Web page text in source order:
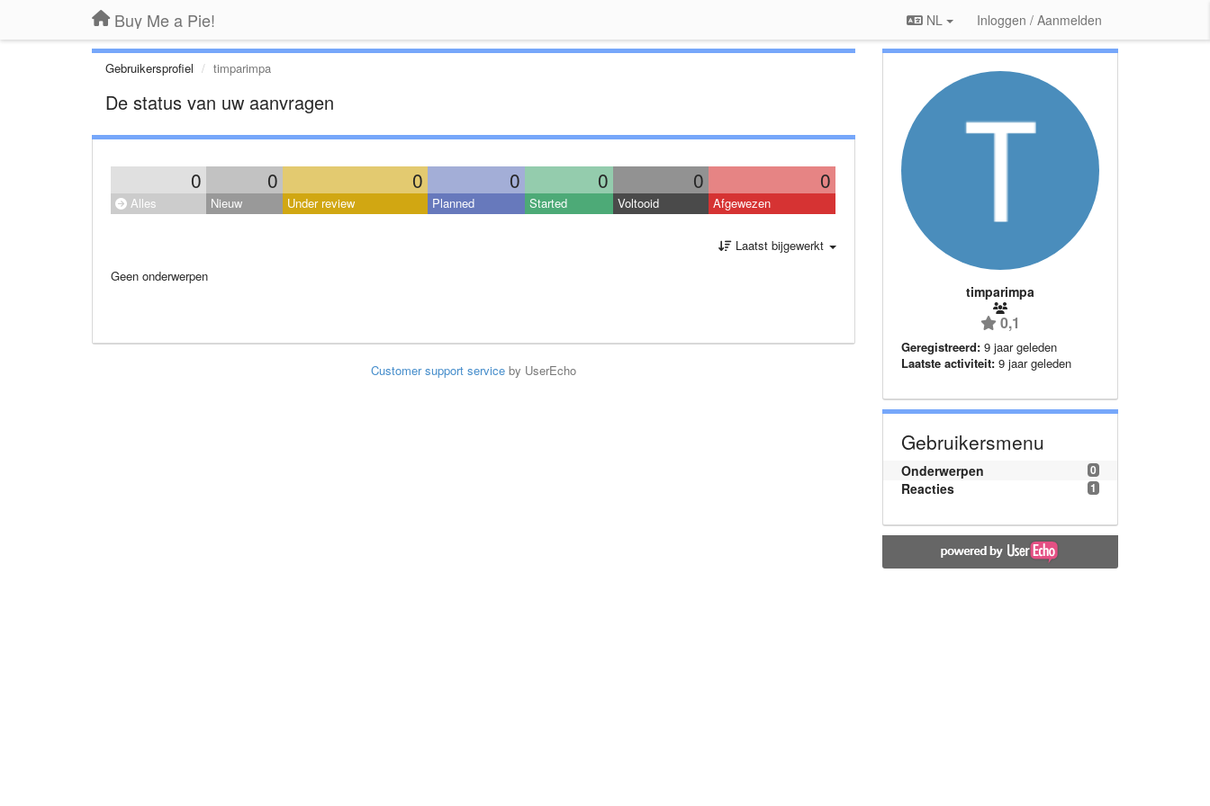
Buy Me a Pie! NL Inloggen / Aanmelden
Gebruikersprofiel timparimpa
De status van uw aanvragen
0 0 0 0 0 0 0
Alles Nieuw Under review Planned Started Voltooid Afgewezen
Laatst bijgewerkt
Geen onderwerpen
Customer support serviceby UserEcho
timparimpa
0,1
Geregistreerd: 9 jaar geleden
Laatste activiteit: 9 jaar geleden
Gebruikersmenu
0
Onderwerpen
1
Reacties